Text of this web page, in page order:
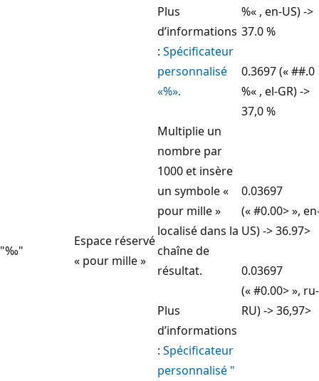
Plus
d’informations
: Spécificateur
personnalisé
«%».
%« , en-US) ->
37.0 %
0.3697 (« ##.0
%« , el-GR) ->
37,0 %
"‰"
Espace réservé
« pour mille »
Multiplie un
nombre par
1000 et insère
un symbole «
pour mille »
localisé dans la
chaîne de
résultat.
Plus
d’informations
: Spécificateur
personnalisé "
0.03697
(« #0.00> »,
US) -> 36.97>
0.03697
(« #0.00> », ru-
RU) -> 36,97>